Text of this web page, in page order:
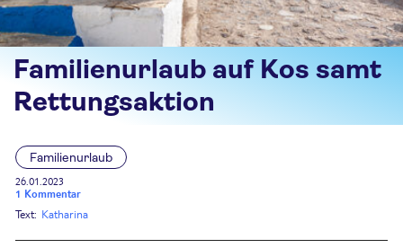
Familienurlaub auf Kos samt
Rettungsaktion
Familienurlaub
26.01.2023
1 Kommentar
Text: Katharina